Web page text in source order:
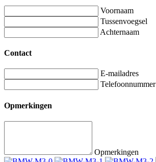
Voornaam
Tussenvoegsel
Achternaam
Contact
E-mailadres
Telefoonnummer
Opmerkingen
Opmerkingen